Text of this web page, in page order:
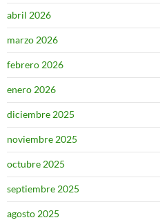
abril 2026
marzo 2026
febrero 2026
enero 2026
diciembre 2025
noviembre 2025
octubre 2025
septiembre 2025
agosto 2025